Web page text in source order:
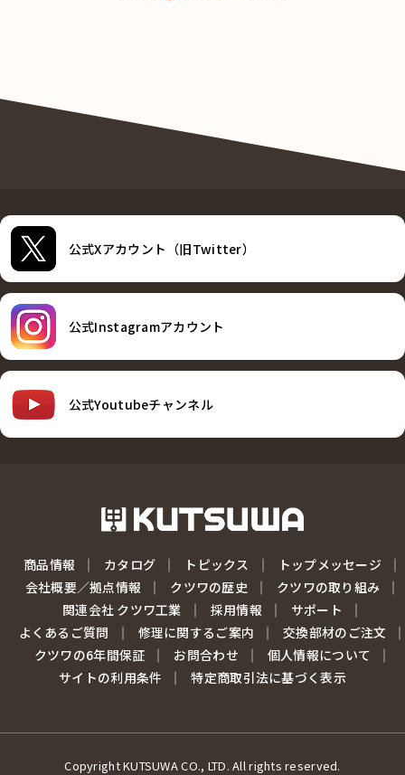
公式Xアカウント（旧Twitter）
公式Instagramアカウント
公式Youtubeチャンネル
商品情報 カタログ トピックス
トップメッセージ
会社概要／拠点情報
クツワの歴史
クツワの取り組み
関連会社 クツワ工業
採用情報
サポート
よくあるご質問
修理に関するご案内
交換部材のご注文
クツワの6年間保証
お問合わせ
個人情報について
サイトの利用条件
特定商取引法に基づく表示
Copyright KUTSUWA CO., LTD. All rights reserved.